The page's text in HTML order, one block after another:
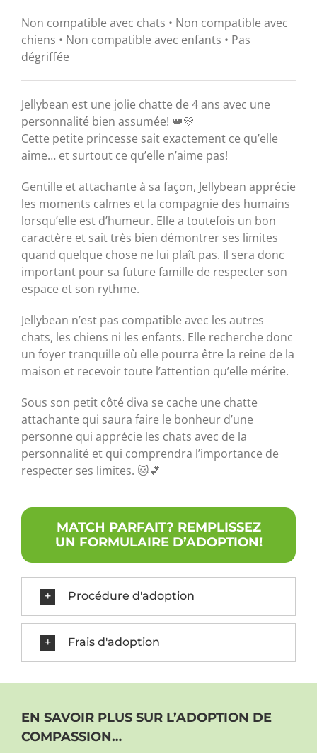
Non compatible avec chats • Non compatible avec
chiens • Non compatible avec enfants • Pas
dégriffée
Jellybean est une jolie chatte de 4 ans avec une
personnalité bien assumée! 👑💛
Cette petite princesse sait exactement ce qu’elle
aime… et surtout ce qu’elle n’aime pas!
Gentille et attachante à sa façon, Jellybean apprécie
les moments calmes et la compagnie des humains
lorsqu’elle est d’humeur. Elle a toutefois un bon
caractère et sait très bien démontrer ses limites
quand quelque chose ne lui plaît pas. Il sera donc
important pour sa future famille de respecter son
espace et son rythme.
Jellybean n’est pas compatible avec les autres
chats, les chiens ni les enfants. Elle recherche donc
un foyer tranquille où elle pourra être la reine de la
maison et recevoir toute l’attention qu’elle mérite.
Sous son petit côté diva se cache une chatte
attachante qui saura faire le bonheur d’une
personne qui apprécie les chats avec de la
personnalité et qui comprendra l’importance de
respecter ses limites. 🐱💕
MATCH PARFAIT? REMPLISSEZ
UN FORMULAIRE D’ADOPTION!
Procédure d'adoption
Frais d'adoption
EN SAVOIR PLUS SUR L’ADOPTION DE
COMPASSION…